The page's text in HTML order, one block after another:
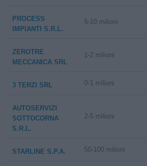
PROCESS
IMPIANTI S.R.L.
5-10 milioni
ZEROTRE
MECCANICA SRL
1-2 milioni
3 TERZI SRL 0-1 milioni
AUTOSERVIZI
SOTTOCORNA
S.R.L.
2-5 milioni
STARLINE S.P.A. 50-100 milioni